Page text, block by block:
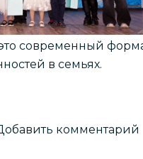
современный
в семьях.
комментарий